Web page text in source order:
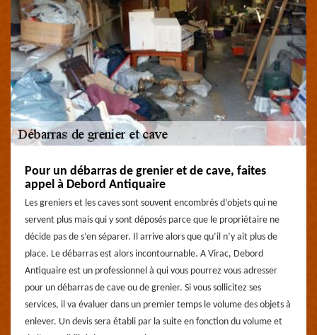
Pour un débarras de grenier et de cave, faites
appel à Debord Antiquaire
Les greniers et les caves sont souvent encombrés d’objets qui ne
servent plus mais qui y sont déposés parce que le propriétaire ne
décide pas de s’en séparer. Il arrive alors que qu’il n’y ait plus de
place. Le débarras est alors incontournable. A Virac, Debord
Antiquaire est un professionnel à qui vous pourrez vous adresser
pour un débarras de cave ou de grenier. Si vous sollicitez ses
services, il va évaluer dans un premier temps le volume des objets à
enlever. Un devis sera établi par la suite en fonction du volume et